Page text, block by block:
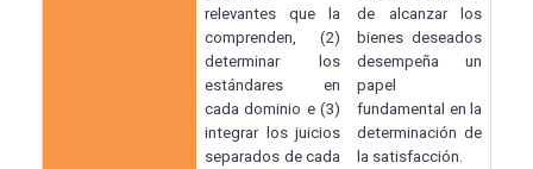
relevantes que la
comprenden, (2)
determinar los
estándares en
cada dominio e (3)
integrar los juicios
separados de cada
de alcanzar los
bienes deseados
desempeña un
papel
fundamental en la
determinación de
la satisfacción.